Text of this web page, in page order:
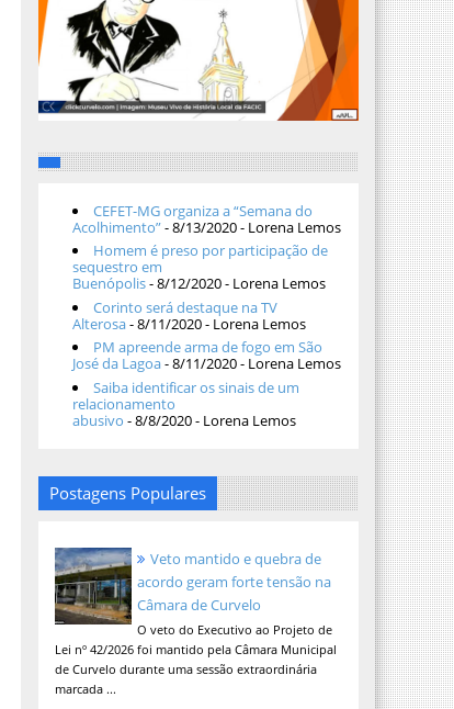
CEFET-MG organiza a “Semana do
Acolhimento”- 8/13/2020- Lorena Lemos
Homem é preso por participação de
sequestro em
Buenópolis- 8/12/2020- Lorena Lemos
Corinto será destaque na TV
Alterosa- 8/11/2020- Lorena Lemos
PM apreende arma de fogo em São
José da Lagoa- 8/11/2020- Lorena Lemos
Saiba identificar os sinais de um
relacionamento
abusivo - 8/8/2020- Lorena Lemos
Postagens Populares
Veto mantido e quebra de
acordo geram forte tensão na
Câmara de Curvelo
O veto do Executivo ao Projeto de
Lei nº 42/2026 foi mantido pela Câmara Municipal
de Curvelo durante uma sessão extraordinária
marcada ...